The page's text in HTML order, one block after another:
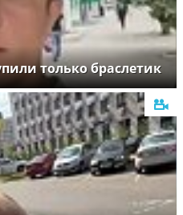
только браслетик